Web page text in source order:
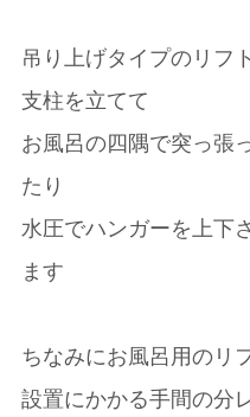
吊り上げタイプのリフ
支柱を立てて
お風呂の四隅で突っ張
たり
水圧でハンガーを上下
ます
ちなみにお風呂用のリ
設置にかかる手間の分